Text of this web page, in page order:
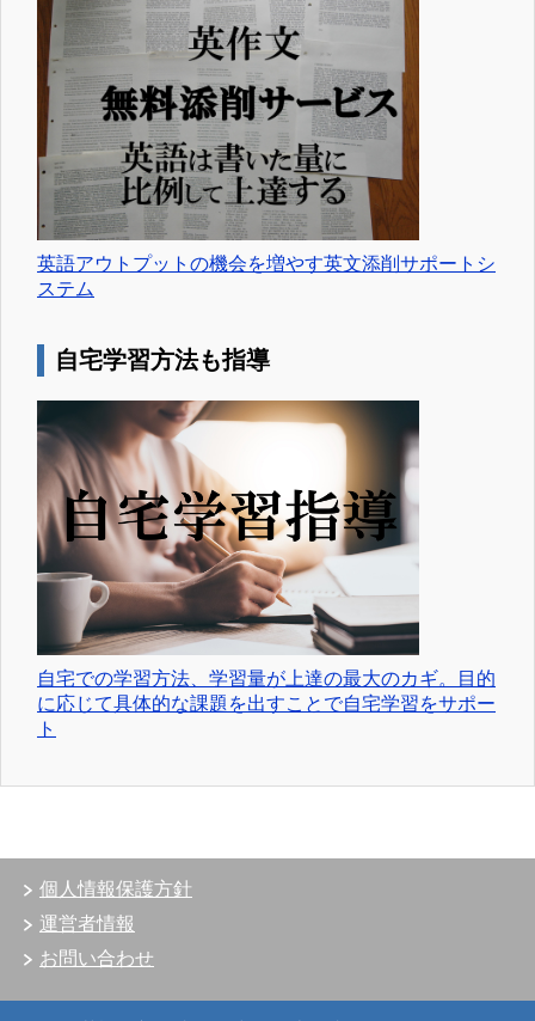
英語アウトプットの機会を増やす英文添削サポートシ
ステム
自宅学習方法も指導
自宅での学習方法、学習量が上達の最大のカギ。目的
に応じて具体的な課題を出すことで自宅学習をサポー
ト
個人情報保護方針
運営者情報
お問い合わせ